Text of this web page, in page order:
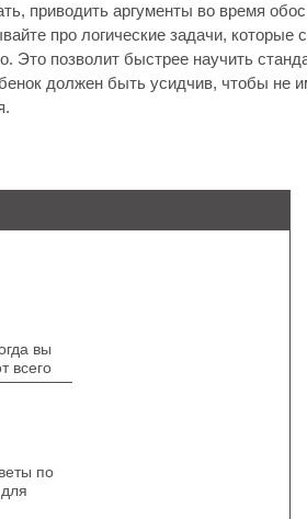
приводить аргументы во время
про логические задачи, которые
Это позволит быстрее научить
должен быть усидчив, чтобы не
вы
всего
по